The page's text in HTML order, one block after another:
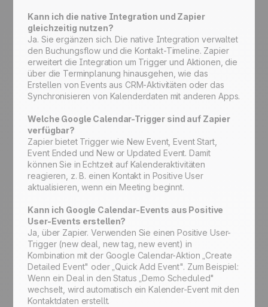
Kann ich die native Integration und Zapier
gleichzeitig nutzen?
Ja. Sie ergänzen sich. Die native Integration verwaltet
den Buchungsflow und die Kontakt-Timeline. Zapier
erweitert die Integration um Trigger und Aktionen, die
über die Terminplanung hinausgehen, wie das
Erstellen von Events aus CRM-Aktivitäten oder das
Synchronisieren von Kalenderdaten mit anderen Apps.
Welche Google Calendar-Trigger sind auf Zapier
verfügbar?
Zapier bietet Trigger wie New Event, Event Start,
Event Ended und New or Updated Event. Damit
können Sie in Echtzeit auf Kalenderaktivitäten
reagieren, z. B. einen Kontakt in Positive User
aktualisieren, wenn ein Meeting beginnt.
Kann ich Google Calendar-Events aus Positive
User-Events erstellen?
Ja, über Zapier. Verwenden Sie einen Positive User-
Trigger (new deal, new tag, new event) in
Kombination mit der Google Calendar-Aktion „Create
Detailed Event" oder „Quick Add Event". Zum Beispiel:
Wenn ein Deal in den Status „Demo Scheduled"
wechselt, wird automatisch ein Kalender-Event mit den
Kontaktdaten erstellt.